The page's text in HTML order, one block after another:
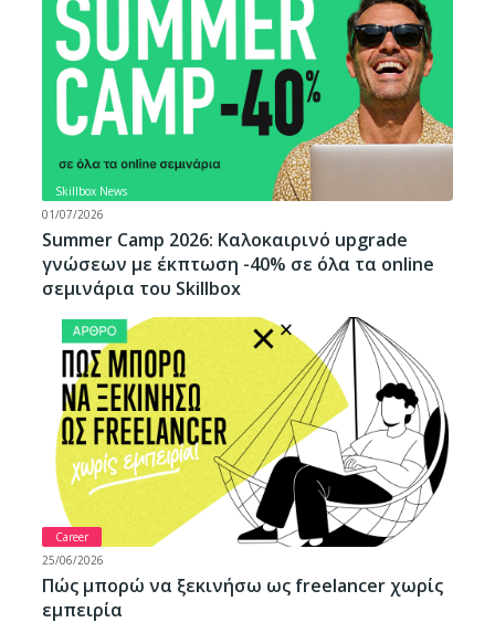
Skillbox News
01/07/2026
Summer Camp 2026: Καλοκαιρινό upgrade
γνώσεων με έκπτωση -40% σε όλα τα online
σεμινάρια του Skillbox
Career
25/06/2026
Πώς μπορώ να ξεκινήσω ως freelancer χωρίς
εμπειρία